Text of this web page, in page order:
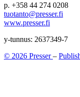
p. +358 44 274 0208
tuotanto@presser.fi
www.presser.fi
y-tunnus: 2637349-7
© 2026 Presser–